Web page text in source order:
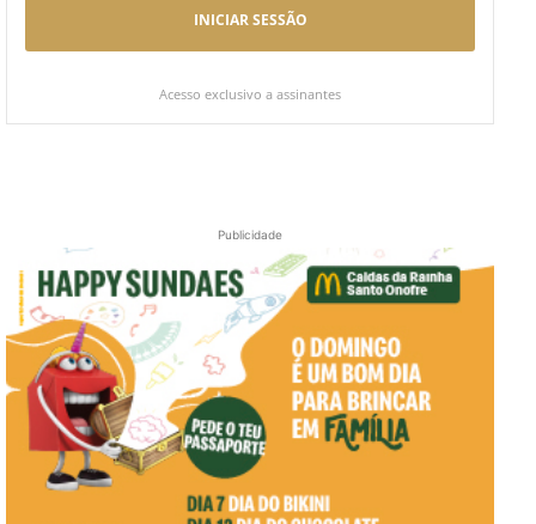
INICIAR SESSÃO
Acesso exclusivo a assinantes
Publicidade